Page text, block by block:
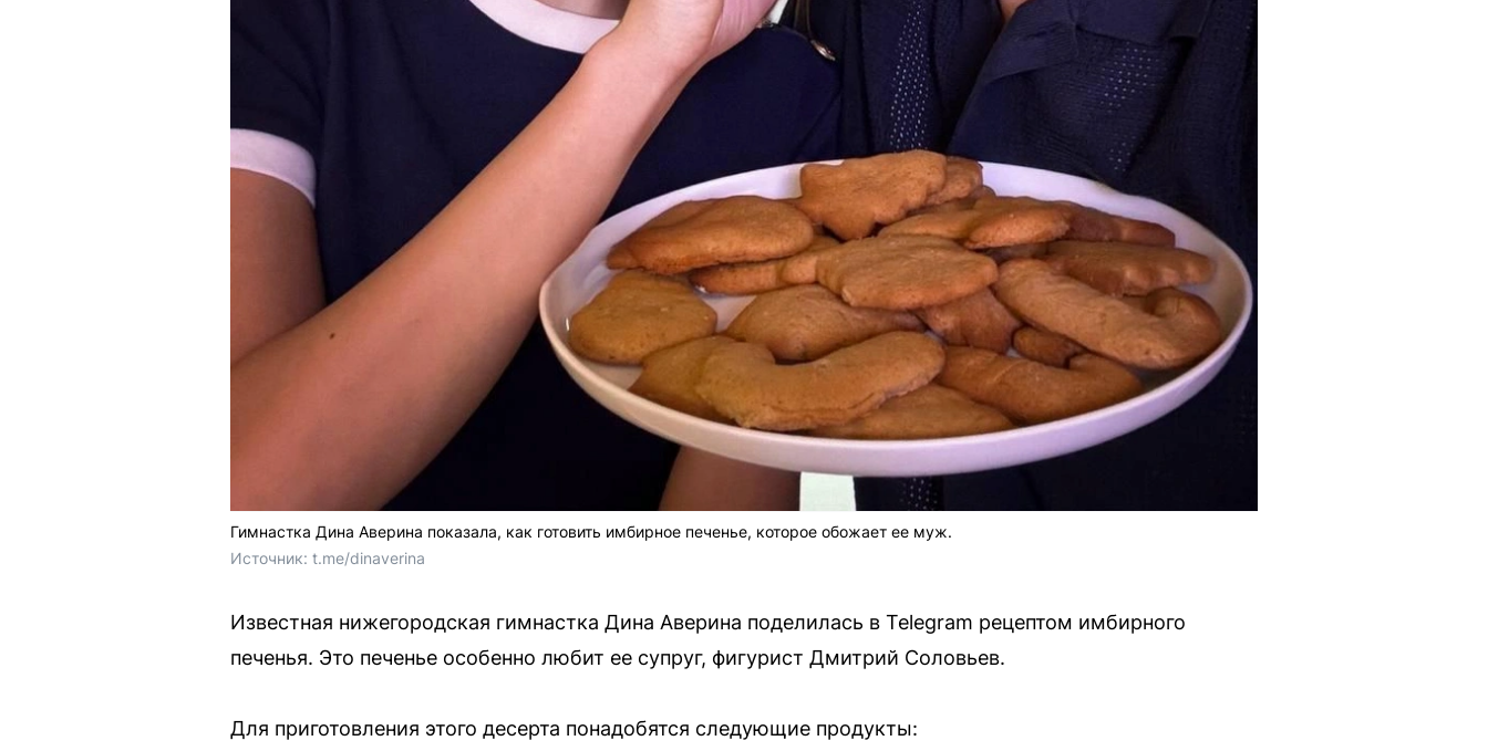
Гимнастка Дина Аверина показала, как готовить имбирное печенье, которое обожает ее муж.
Источник: t.me/dinaverina
Известная нижегородская гимнастка Дина Аверина поделилась в Telegram рецептом имбирного
печенья. Это печенье особенно любит ее супруг, фигурист Дмитрий Соловьев.
Для приготовления этого десерта понадобятся следующие продукты: